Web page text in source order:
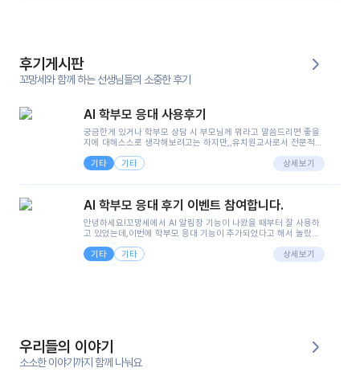
후기게시판
꼬망세와 함께 하는 선생님들의 소중한 후기
AI 학부모 응대 사용후기
궁금한게 있거나 학부모 상담 시 부모님께 뭐라고 말씀드리면 좋을
지에 대해스스로 생각해보려고는 하지만,,유치원교사로서 전문적인
려니 어려울때가...^^(저만 그런거 아니죠 ㅜㅜ)꼬망봇의 장점은 지
피티나 제미나이는 몇세이고 여자인지 남자인지 등그래도 좀 기본
정보를 제공하면서 물어봐야할 때가 있어그때마다 정보를 입력하는
으셔서 고민이 됐는데ai 학부모 응대를 써볼 수 있어서 좋았어요!앞
면..)그리고 제가 신입 때 이게 있었더라면 ㅜㅜㅜㅜ?응대 팁이 정말
좋은거 같아요지금은 그래도 아이들이 잘 이해 되지만초임 때는 정
말 어려워서 항상다른 선생님들께 도움을 요청했었거든요..ㅠ*일지
쓸 때도 좀 도움이 되는 거 같아요!
기타 기타 상세보기
AI 학부모 응대 후기 이벤트 참여합니다.
안녕하세요!꼬망세에서 AI 알림장 기능이 나왔을 때부터 잘 사용하
고 있었는데,이번에 학부모 응대 기능이 추가되었다고 해서 놀랐습
님 응대에 더 많은 부담을 느끼고 있습니다 ㅠㅠ이번에 제가 원에서
겪은 일과 학부모님께 전달드렸던 내용을 함께 보시고,저와 비슷한
을 많이 하는데,꼬망봇 덕분에 고민하는 시간을 줄이고 학부모님을
안심시킬 수 있었습니다.이 부분은 꼬망봇이 추가로 알려준 응대 tip
입니다.학부모님께 전화를 드리기 전에, 내용을 숙지하여 좀 더 전문
성 있는 교사가 되어 대화를 나눌 수 있었습니다.꼬망세 AI학부모 응
기타 기타 상세보기
우리들의 이야기
소소한 이야기까지 함께 나눠요